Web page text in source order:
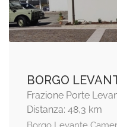
BORGO
Frazione Porte
Distanza: 48,3 km